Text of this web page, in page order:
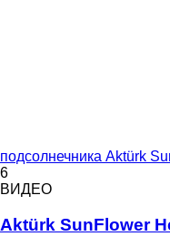
подсолнечника Aktürk
6
ВИДЕО
Aktürk SunFlower